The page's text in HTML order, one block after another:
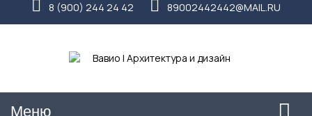
8 (900) 244 24 42
89002442442@MAIL.RU
Меню